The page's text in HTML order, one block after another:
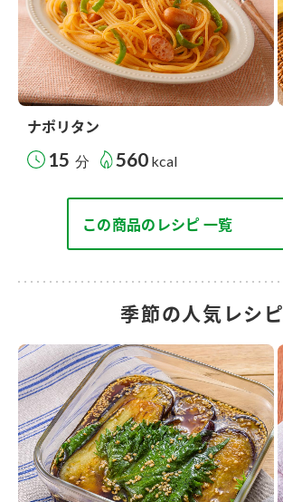
ナポリタン
15 分 560 kcal
この商品のレシピ 一覧
季節の人気レシピ